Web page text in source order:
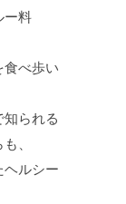
ー料
食べ歩い
られる
、
ヘルシー